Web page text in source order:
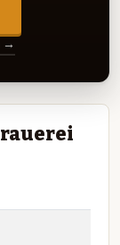
→